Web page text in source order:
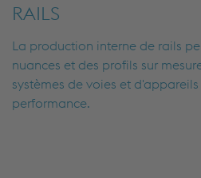
RAILS
La production interne de rails
nuances et des profils sur
systèmes de voies et
performance.